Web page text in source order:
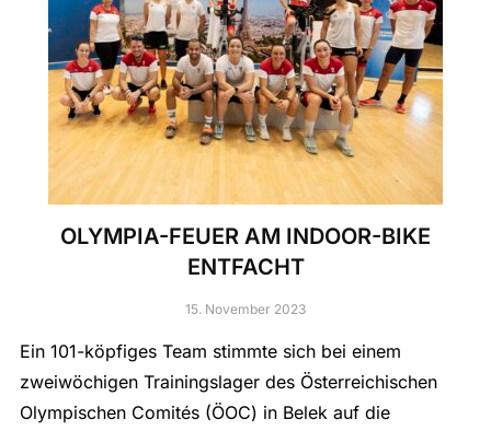
OLYMPIA-FEUER AM INDOOR-BIKE
ENTFACHT
15. November 2023
Ein 101-köpfiges Team stimmte sich bei einem
zweiwöchigen Trainingslager des Österreichischen
Olympischen Comités (ÖOC) in Belek auf die